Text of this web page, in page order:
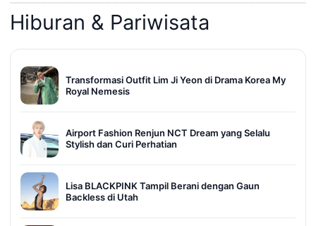
Hiburan & Pariwisata
Transformasi Outfit Lim Ji Yeon di Drama Korea My
Royal Nemesis
Airport Fashion Renjun NCT Dream yang Selalu
Stylish dan Curi Perhatian
Lisa BLACKPINK Tampil Berani dengan Gaun
Backless di Utah